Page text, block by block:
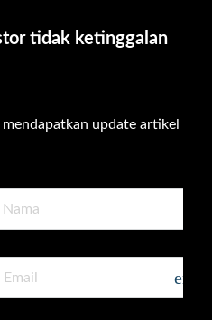
tidak ketinggalan
update artikel